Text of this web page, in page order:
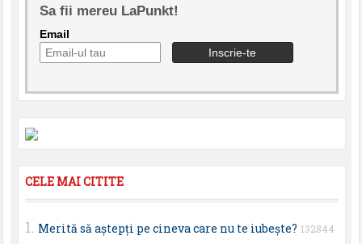
Sa fii mereu LaPunkt!
Email
CELE MAI CITITE
Merită să aştepţi pe cineva care nu te iubeşte? 132844